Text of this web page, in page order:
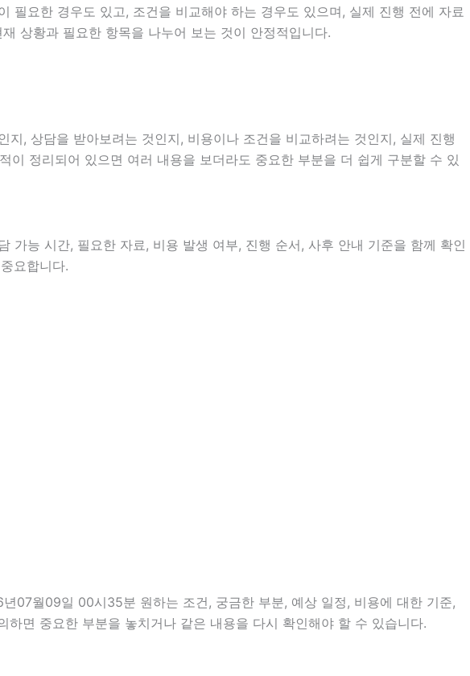
필요한 경우도 있고, 조건을 비교해야 하는 경우도 있으며, 실제 진행 전에 자료
상황과 필요한 항목을 나누어 보는 것이 안정적입니다.
, 상담을 받아보려는 것인지, 비용이나 조건을 비교하려는 것인지, 실제 진행
정리되어 있으면 여러 내용을 보더라도 중요한 부분을 더 쉽게 구분할 수 있
가능 시간, 필요한 자료, 비용 발생 여부, 진행 순서, 사후 안내 기준을 함께 확인
요합니다.
07월09일 00시35분 원하는 조건, 궁금한 부분, 예상 일정, 비용에 대한 기준,
면 중요한 부분을 놓치거나 같은 내용을 다시 확인해야 할 수 있습니다.